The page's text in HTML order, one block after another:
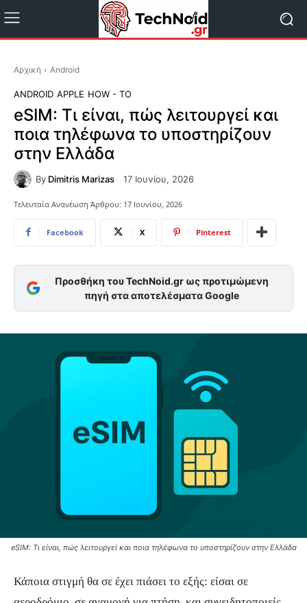
Αρχική Android
ANDROID APPLE HOW - TO
eSIM: Τι είναι, πώς λειτουργεί και
ποια τηλέφωνα το υποστηρίζουν
στην Ελλάδα
By Dimitris Marizas 17 Ιουνίου, 2026
Τελευταία Ανανέωση Άρθρου: 17 Ιουνίου, 2026
Facebook X Pinterest
Προσθήκη του TechNoid.gr ως προτιμώμενη
πηγή στα αποτελέσματα Google
eSIM: Τι είναι, πώς λειτουργεί και ποια τηλέφωνα το υποστηρίζουν στην Ελλάδα
Κάποια στιγμή θα σε έχει πιάσει το εξής: είσαι σε